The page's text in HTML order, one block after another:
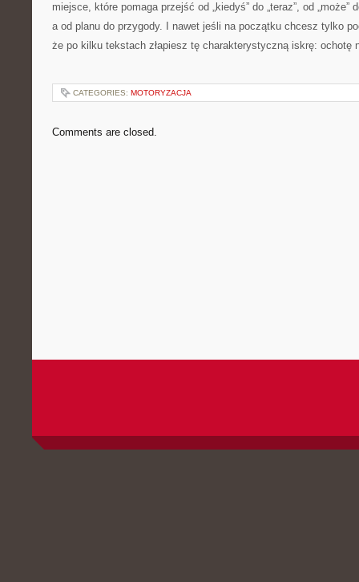
miejsce, które pomaga przejść od „kiedyś” do „teraz”, od „może”
a od planu do przygody. I nawet jeśli na początku chcesz tylko
że po kilku tekstach złapiesz tę charakterystyczną iskrę: ochotę
CATEGORIES: MOTORYZACJA
Comments are closed.